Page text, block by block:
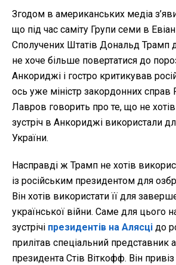
Згодом в американських медіа
що під час саміту Групи семи в
Сполучених Штатів Дональд Трамп
не хоче більше повертатися до
Анкориджі і гостро критикував
ось уже міністр закордонних справ
Лавров говорить про те, що не
зустріч в Анкориджі використали
України.
Насправді ж Трамп не хотів
із російським президентом для
Він хотів використати її для
української війни. Саме для цього
зустрічі президентів на Алясці до
прилітав спеціальний представник
президента Стів Віткофф. Він